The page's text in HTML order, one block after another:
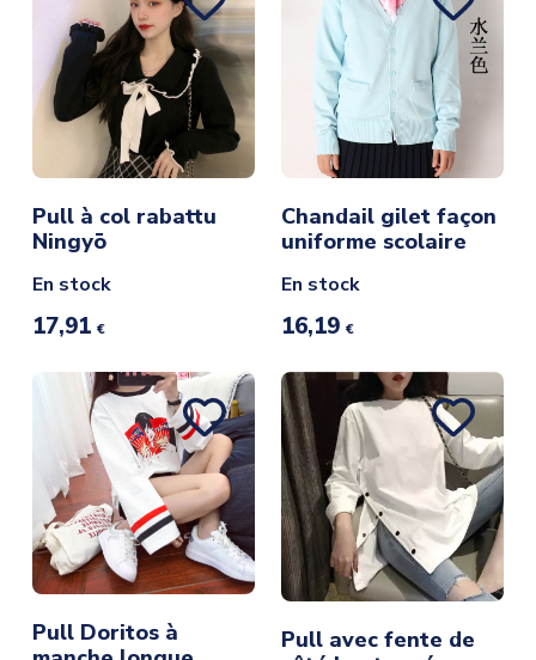
Pull à col rabattu
Ningyō
En stock
17,91 €
Chandail gilet façon
uniforme scolaire
En stock
16,19 €
Pull Doritos à
Pull avec fente de